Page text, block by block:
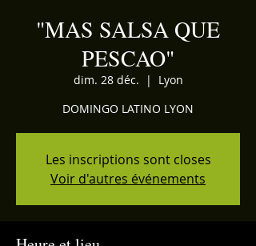
"MAS SALSA QUE
PESCAO"
dim. 28 déc.
  |
Lyon
DOMINGO LATINO LYON
Les inscriptions sont closes
Voir d'autres événements